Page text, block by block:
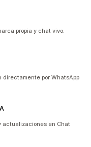
propia y chat vivo.
por WhatsApp
actualizaciones en Chat